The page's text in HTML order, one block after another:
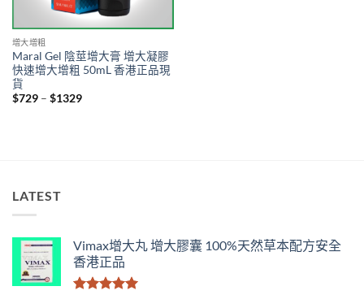
增大增粗
Maral Gel 陰莖增大膏 增大凝膠
快速增大增粗 50mL 香港正品現
貨
$729 – $1329Price
LATEST
Vimax增大丸 增大膠囊 100%天然草本配方安全
香港正品